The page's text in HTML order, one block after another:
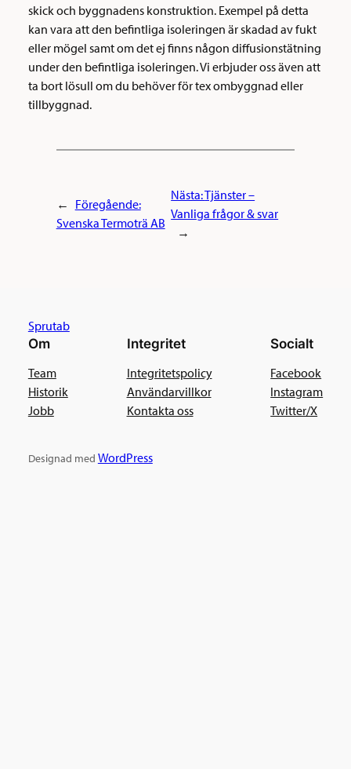
skick och byggnadens konstruktion. Exempel på detta
kan vara att den befintliga isoleringen är skadad av fukt
eller mögel samt om det ej finns någon diffusionstätning
under den befintliga isoleringen. Vi erbjuder oss även att
ta bort lösull om du behöver för tex ombyggnad eller
tillbyggnad.
←
Föregående:
Svenska Termoträ AB
Nästa:Tjänster –
Vanliga frågor & svar
→
Sprutab
Om
Team
Historik
Jobb
Integritet
Integritetspolicy
Användarvillkor
Kontakta oss
Socialt
Facebook
Instagram
Twitter/X
Designad med WordPress